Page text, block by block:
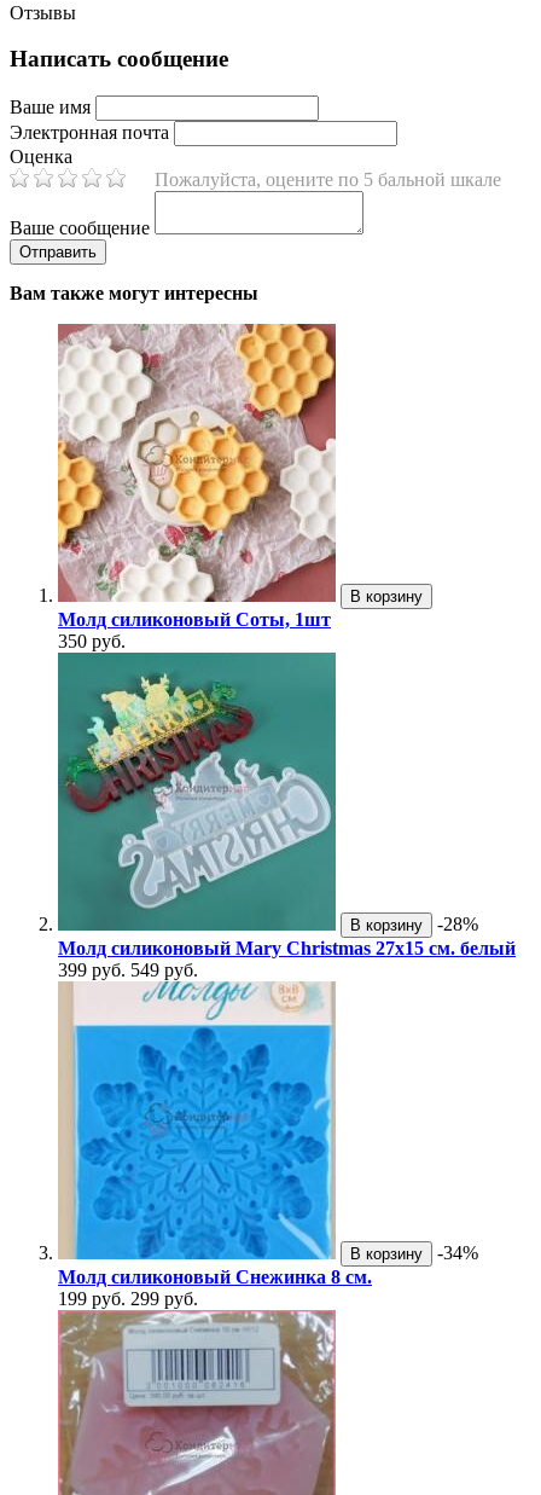
Отзывы
Написать сообщение
Ваше имя
Электронная почта
Оценка
Пожалуйста, оцените по 5 бальной шкале
Ваше сообщение
Вам также могут интересны
В корзину
Молд силиконовый Соты, 1шт
350 руб.
В корзину
-28%
Молд силиконовый Mary Christmas 27х15 см. белый
399 руб. 549 руб.
В корзину
-34%
Молд силиконовый Снежинка 8 см.
199 руб. 299 руб.